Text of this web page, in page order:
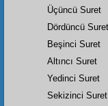
Üçüncü Suret
Dördüncü Suret
Beşinci Suret
Altıncı Suret
Yedinci Suret
Sekizinci Suret